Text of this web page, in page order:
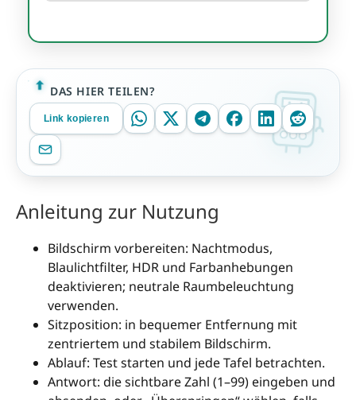
DAS HIER TEILEN?
Link kopieren
Anleitung zur Nutzung
Bildschirm vorbereiten: Nachtmodus,
Blaulichtfilter, HDR und Farbanhebungen
deaktivieren; neutrale Raumbeleuchtung
verwenden.
Sitzposition: in bequemer Entfernung mit
zentriertem und stabilem Bildschirm.
Ablauf: Test starten und jede Tafel betrachten.
Antwort: die sichtbare Zahl (1–99) eingeben und